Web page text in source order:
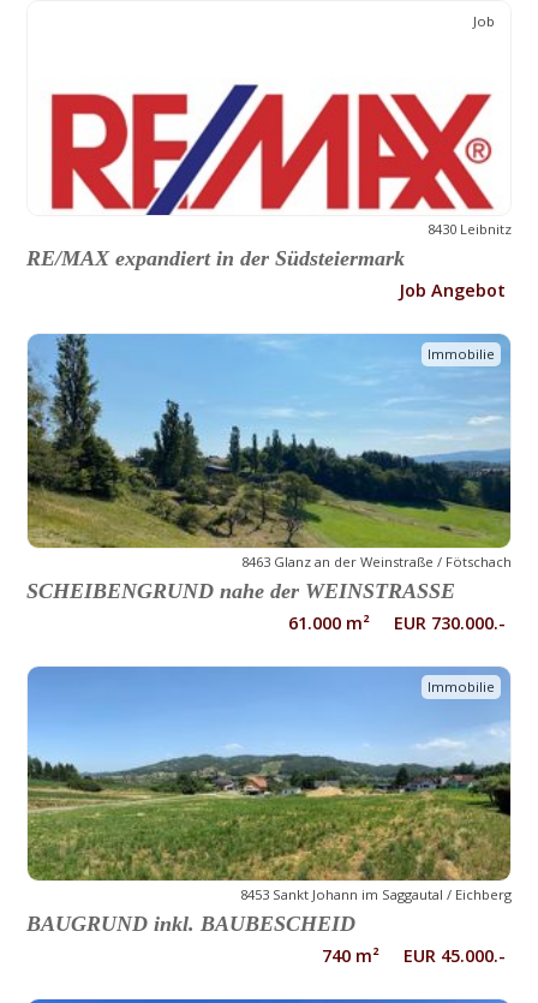
Job
8430 Leibnitz
RE/MAX expandiert in der Südsteiermark
Job Angebot
Immobilie
8463 Glanz an der Weinstraße / Fötschach
SCHEIBENGRUND nahe der WEINSTRASSE
61.000 m² EUR 730.000.-
Immobilie
8453 Sankt Johann im Saggautal / Eichberg
BAUGRUND inkl. BAUBESCHEID
740 m² EUR 45.000.-